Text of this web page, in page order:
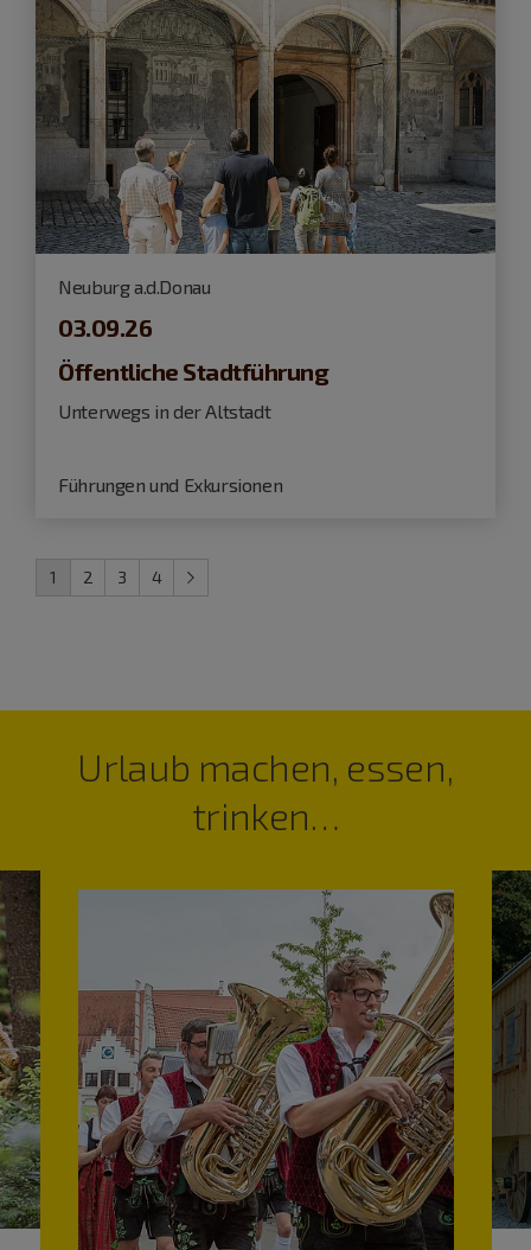
Neuburg a.d.Donau
03.09.26
Öffentliche Stadtführung
Unterwegs in der Altstadt
Führungen und Exkursionen
1 2 3 4
Urlaub machen, essen,
trinken…